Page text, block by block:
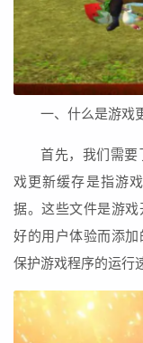
一、什么是游戏
首先，我们需要
戏更新缓存是指游
据。这些文件是游
好的用户体验而添
保护游戏程序的运行